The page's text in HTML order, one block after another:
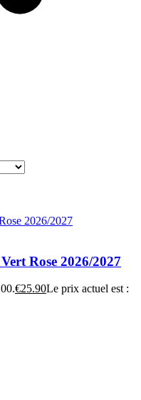
Rose 2026/2027
€25.90Le prix actuel est :